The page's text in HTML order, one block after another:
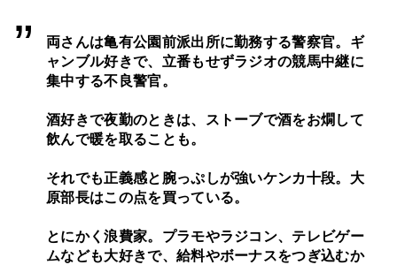
両さんは亀有公園前派出所に勤務する警察官。ギ
ャンブル好きで、立番もせずラジオの競馬中継に
集中する不良警官。
酒好きで夜勤のときは、ストーブで酒をお燗して
飲んで暖を取ることも。
それでも正義感と腕っぷしが強いケンカ十段。大
原部長はこの点を買っている。
とにかく浪費家。プラモやラジコン、テレビゲー
ムなども大好きで、給料やボーナスをつぎ込むか